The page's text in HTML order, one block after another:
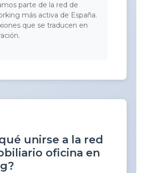
parte de la red de
más activa de España.
que se traducen en
unirse a la red
oficina en